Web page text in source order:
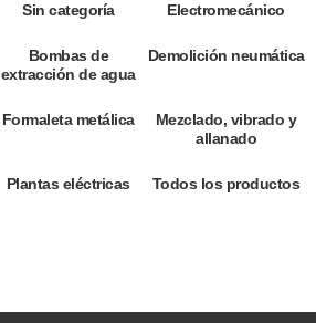
Sin categoría Electromecánico
Bombas de
extracción de agua
Demolición neumática
Formaleta metálica
Mezclado, vibrado y
allanado
Plantas eléctricas Todos los productos